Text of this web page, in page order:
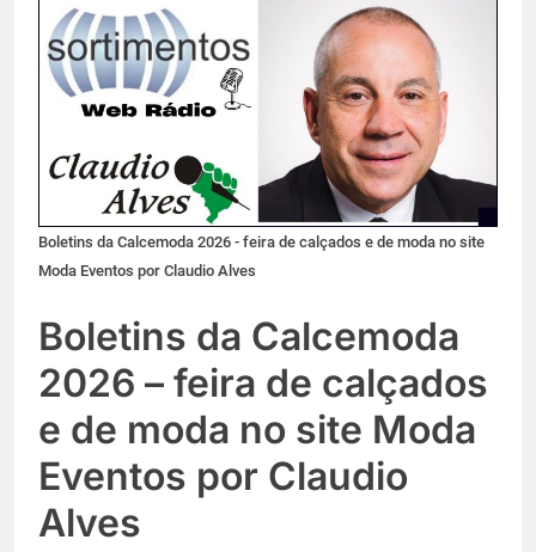
Boletins da Calcemoda 2026 - feira de calçados e de moda no site
Moda Eventos por Claudio Alves
Boletins da Calcemoda
2026 – feira de calçados
e de moda no site Moda
Eventos por Claudio
Alves